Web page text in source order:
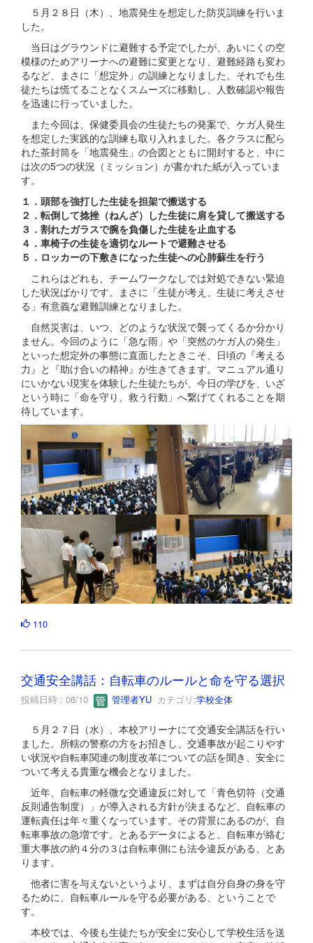
５月２８日（木）、地震発生を想定した防災訓練を行いま
した。
当日はグラウンドに避難する予定でしたが、あいにくの空
模様のためアリーナへの避難に変更となり、避難経路も変わ
るなど、まさに「想定外」の訓練となりました。それでも生
徒たちは慌てることなくスムーズに移動し、人数確認や報告
を迅速に行っていました。
また今回は、保健委員会の生徒たちの発案で、ケガ人発生
を想定した実践的な訓練も取り入れました。各クラスに配ら
れた茶封筒を「地震発生」の合図とともに開封すると、中に
は次の5つの状況（ミッション）が書かれた紙が入っていま
す。
１．頭部を強打した生徒を担架で搬送する
２．転倒して捻挫（ねんざ）した生徒に肩を貸して搬送する
３．割れたガラスで腕を負傷した生徒を止血する
４．車椅子の生徒を適切なルートで避難させる
５．ロッカーの下敷きになった生徒への心肺蘇生を行う
これらはどれも、チームワークなしでは対処できない緊迫
した状況ばかりです。まさに「生徒が考え、生徒に考えさせ
る」有意義な避難訓練となりました。
自然災害は、いつ、どのような状況で襲ってくるか分かり
ません。今回のように「急な雨」や「突然のケガ人の発生」
といった想定外の事態に直面したときこそ、日頃の『考える
力』と『助け合いの精神』が生きてきます。マニュアル通り
にいかない現実を体験した生徒たちが、今日の学びを、いざ
という時に「命を守り、救う行動」へ繋げてくれることを期
待しています。
110
交通安全講話：自転車のルールと命を守る選択
投稿日時 : 06/10 管理者YU カテゴリ:学校全体
５月２７日（水）、本校アリーナにて交通安全講話を行い
ました。所轄の警察の方をお招きし、交通事故が起こりやす
い状況や自転車関連の制度改革についての話を聞き、安全に
ついて考える貴重な機会となりました。
近年、自転車の軽微な交通違反に対して「青色切符（交通
反則通告制度）」が導入される方針が決まるなど、自転車の
運転責任は年々重くなっています。その背景にあるのが、自
転車事故の急増です。とあるデータによると、自転車が絡む
重大事故の約４分の３は自転車側にも法令違反がある、とあ
ります。
他者に害を与えないというより、まずは自分自身の身を守
るために、自転車ルールを守る必要がある、ということで
す。
本校では、今後も生徒たちが安全に安心して学校生活を送